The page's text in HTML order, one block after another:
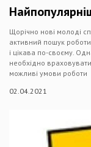
Щорічно нові молоді
активний пошук
і цікава по-своєму.
необхідно
можливі умови роботи
02.04.2021